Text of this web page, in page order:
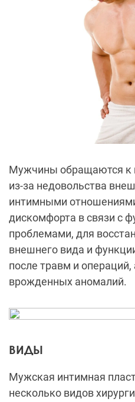
Мужчины обращаются к
из-за недовольства
интимными
дискомфорта в связи с
проблемами, для
внешнего вида и
после травм и
врожденных аномалий.
ВИДЫ
Мужская интимная
несколько видов